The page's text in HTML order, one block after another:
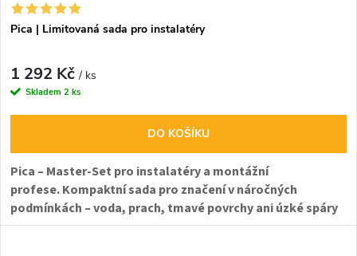
Pica | Limitovaná sada pro instalatéry
1 292 Kč/ ks
Skladem 2 ks
DO KOŠÍKU
Pica – Master-Set pro instalatéry a montážní
profese.Kompaktní sada pro značení v náročných
podmínkách – voda, prach, tmavé povrchy ani úzké spáry
nejsou problém.Limitovaná edice sadyPica Masterje